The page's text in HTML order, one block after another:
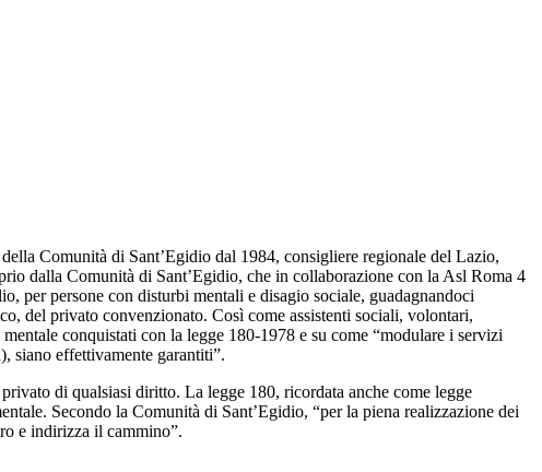
Comunità di Sant’Egidio dal 1984, consigliere regionale del Lazio,
dalla Comunità di Sant’Egidio, che in collaborazione con la Asl Roma 4
per persone con disturbi mentali e disagio sociale, guadagnandoci
del privato convenzionato. Così come assistenti sociali, volontari,
conquistati con la legge 180-1978 e su come “modulare i servizi
siano effettivamente garantiti”.
di qualsiasi diritto. La legge 180, ricordata anche come legge
Secondo la Comunità di Sant’Egidio, “per la piena realizzazione dei
e indirizza il cammino”.